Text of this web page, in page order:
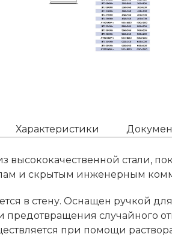
Характеристики
высококачественной стали,
и скрытым инженерным
в стену. Оснащен ручкой
предотвращения случайного
при помощи